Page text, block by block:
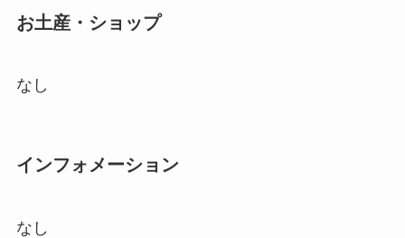
お土産・ショップ
なし
インフォメーション
なし